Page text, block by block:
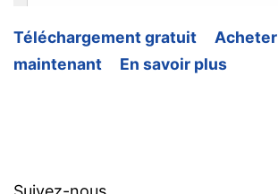
Téléchargement gratuit
Acheter
maintenant
En savoir plus